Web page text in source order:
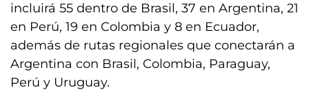
incluirá 55 dentro de Brasil, 37 en Argentina, 21
en Perú, 19 en Colombia y 8 en Ecuador,
además de rutas regionales que conectarán a
Argentina con Brasil, Colombia, Paraguay,
Perú y Uruguay.